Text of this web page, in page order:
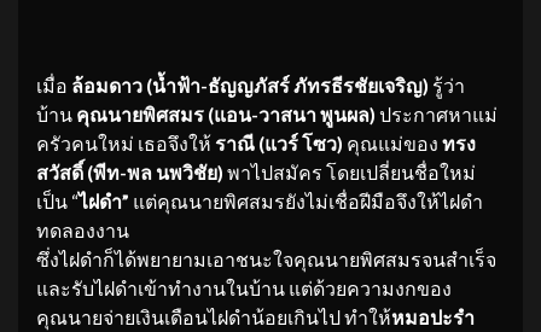
เมื่อ ล้อมดาว (น้ำฟ้า-ธัญญภัสร์ ภัทรธีรชัยเจริญ) รู้ว่า
บ้าน คุณนายพิศสมร (แอน-วาสนา พูนผล) ประกาศหาแม่
ครัวคนใหม่ เธอจึงให้ ราณี (แวร์ โซว) คุณแม่ของ ทรง
สวัสดิ์ (พีท-พล นพวิชัย) พาไปสมัคร โดยเปลี่ยนชื่อใหม่
เป็น “ไฝดำ” แต่คุณนายพิศสมรยังไม่เชื่อฝีมือจึงให้ไฝดำ
ทดลองงาน
ซึ่งไฝดำก็ได้พยายามเอาชนะใจคุณนายพิศสมรจนสำเร็จ
และรับไฝดำเข้าทำงานในบ้าน แต่ด้วยความงกของ
คุณนายจ่ายเงินเดือนไฝดำน้อยเกินไป ทำให้หมอปะรำ